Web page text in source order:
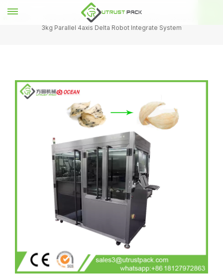
Nido de Pájaro
Swiftlet Nests Feather Picking by Payload
3kg Parallel 4axis Delta Robot Integrate System